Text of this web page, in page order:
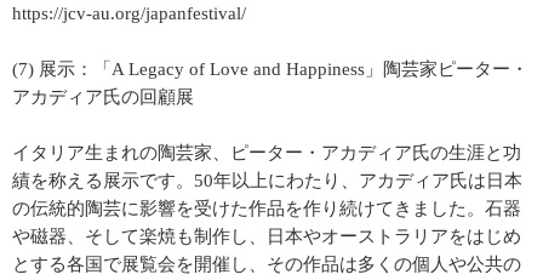
https://jcv-au.org/japanfestival/
(7) 展示：「A Legacy of Love and Happiness」陶芸家ピーター・
アカディア氏の回顧展
イタリア生まれの陶芸家、ピーター・アカディア氏の生涯と功
績を称える展示です。50年以上にわたり、アカディア氏は日本
の伝統的陶芸に影響を受けた作品を作り続けてきました。石器
や磁器、そして楽焼も制作し、日本やオーストラリアをはじめ
とする各国で展覧会を開催し、その作品は多くの個人や公共の